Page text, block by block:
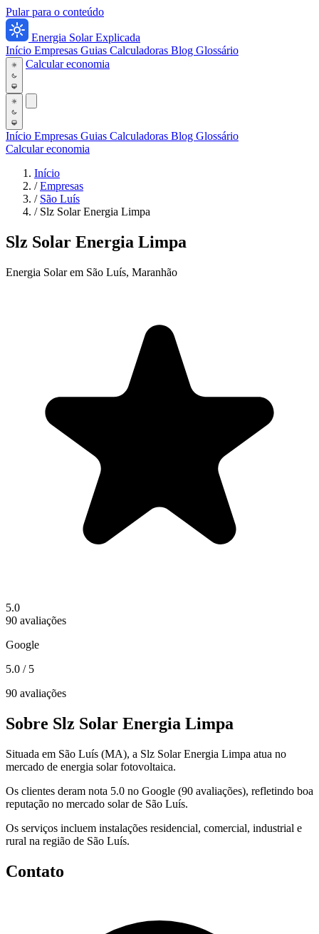
Pular para o conteúdo
Energia Solar Explicada
Início Empresas Guias Calculadoras Blog Glossário
Calcular economia
Início Empresas Guias Calculadoras Blog Glossário
Calcular economia
Início
/ Empresas
/ São Luís
/ Slz Solar Energia Limpa
Slz Solar Energia Limpa
Energia Solar em São Luís, Maranhão
5.0
90 avaliações
Google
5.0 / 5
90 avaliações
Sobre Slz Solar Energia Limpa
Situada em São Luís (MA), a Slz Solar Energia Limpa atua no
mercado de energia solar fotovoltaica.
Os clientes deram nota 5.0 no Google (90 avaliações), refletindo boa
reputação no mercado solar de São Luís.
Os serviços incluem instalações residencial, comercial, industrial e
rural na região de São Luís.
Contato